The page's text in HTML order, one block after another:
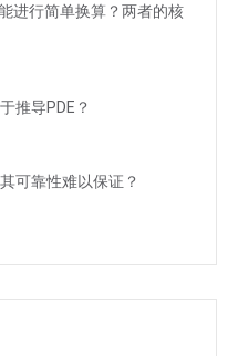
进行简单换算？两者的核
推导PDE？
可靠性难以保证？